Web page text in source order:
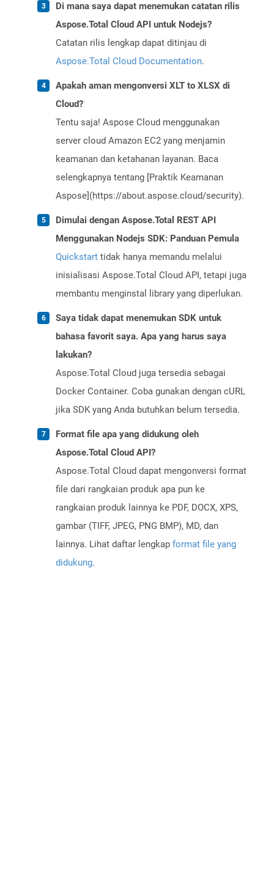
Di mana saya dapat menemukan catatan rilis
Aspose.Total Cloud API untuk Nodejs?
Catatan rilis lengkap dapat ditinjau di
Aspose.Total Cloud Documentation.
Apakah aman mengonversi XLT to XLSX di
Cloud?
Tentu saja! Aspose Cloud menggunakan
server cloud Amazon EC2 yang menjamin
keamanan dan ketahanan layanan. Baca
selengkapnya tentang [Praktik Keamanan
Aspose](https://about.aspose.cloud/security).
Dimulai dengan Aspose.Total REST API
Menggunakan Nodejs SDK: Panduan Pemula
Quickstart tidak hanya memandu melalui
inisialisasi Aspose.Total Cloud API, tetapi juga
membantu menginstal library yang diperlukan.
Saya tidak dapat menemukan SDK untuk
bahasa favorit saya. Apa yang harus saya
lakukan?
Aspose.Total Cloud juga tersedia sebagai
Docker Container. Coba gunakan dengan cURL
jika SDK yang Anda butuhkan belum tersedia.
Format file apa yang didukung oleh
Aspose.Total Cloud API?
Aspose.Total Cloud dapat mengonversi format
file dari rangkaian produk apa pun ke
rangkaian produk lainnya ke PDF, DOCX, XPS,
gambar (TIFF, JPEG, PNG BMP), MD, dan
lainnya. Lihat daftar lengkap format file yang
didukung.